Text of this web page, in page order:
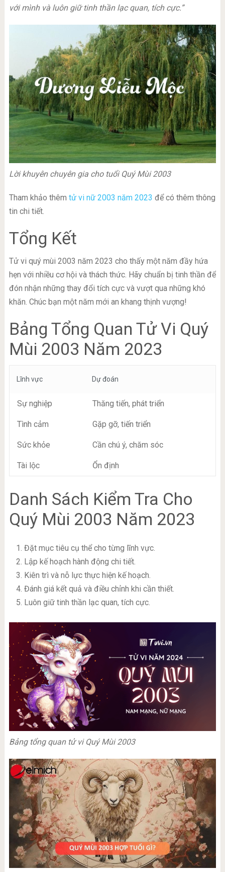
với mình và luôn giữ tinh thần lạc quan, tích cực.”
Lời khuyên chuyên gia cho tuổi Quý Mùi 2003
Tham khảo thêm tử vi nữ 2003 năm 2023 để có thêm thông
tin chi tiết.
Tổng Kết
Tử vi quý mùi 2003 năm 2023 cho thấy một năm đầy hứa
hẹn với nhiều cơ hội và thách thức. Hãy chuẩn bị tinh thần để
đón nhận những thay đổi tích cực và vượt qua những khó
khăn. Chúc bạn một năm mới an khang thịnh vượng!
Bảng Tổng Quan Tử Vi Quý
Mùi 2003 Năm 2023
Lĩnh vực Dự đoán
Sự nghiệp Thăng tiến, phát triển
Tình cảm Gặp gỡ, tiến triển
Sức khỏe Cần chú ý, chăm sóc
Tài lộc Ổn định
Danh Sách Kiểm Tra Cho
Quý Mùi 2003 Năm 2023
Đặt mục tiêu cụ thể cho từng lĩnh vực.
Lập kế hoạch hành động chi tiết.
Kiên trì và nỗ lực thực hiện kế hoạch.
Đánh giá kết quả và điều chỉnh khi cần thiết.
Luôn giữ tinh thần lạc quan, tích cực.
Bảng tổng quan tử vi Quý Mùi 2003